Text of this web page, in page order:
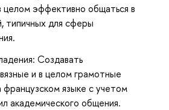
целом эффективно общаться в
типичных для сферы
Создавать
и в целом грамотные
языке с учетом
академического общения.